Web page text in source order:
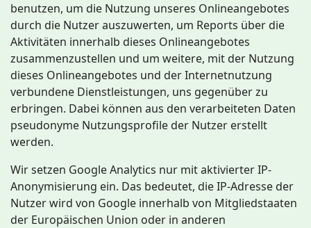
benutzen, um die Nutzung unseres Onlineangebotes
durch die Nutzer auszuwerten, um Reports über die
Aktivitäten innerhalb dieses Onlineangebotes
zusammenzustellen und um weitere, mit der Nutzung
dieses Onlineangebotes und der Internetnutzung
verbundene Dienstleistungen, uns gegenüber zu
erbringen. Dabei können aus den verarbeiteten Daten
pseudonyme Nutzungsprofile der Nutzer erstellt
werden.
Wir setzen Google Analytics nur mit aktivierter IP-
Anonymisierung ein. Das bedeutet, die IP-Adresse der
Nutzer wird von Google innerhalb von Mitgliedstaaten
der Europäischen Union oder in anderen